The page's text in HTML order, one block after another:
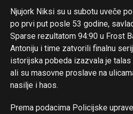
Njujork Niksi su u subotu uveče
po prvi put posle 53 godine,
Sparse rezultatom 94:90 u Frost
Antoniju i time zatvorili finalnu
istorijska pobeda izazvala je talas
ali su masovne proslave na
nasilje i haos.
Prema podacima Policijske